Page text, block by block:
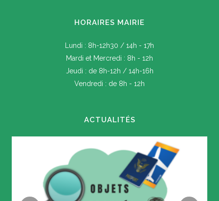
HORAIRES MAIRIE
Lundi : 8h-12h30 / 14h - 17h
Mardi et Mercredi : 8h - 12h
Jeudi : de 8h-12h / 14h-16h
Vendredi : de 8h - 12h
ACTUALITÉS